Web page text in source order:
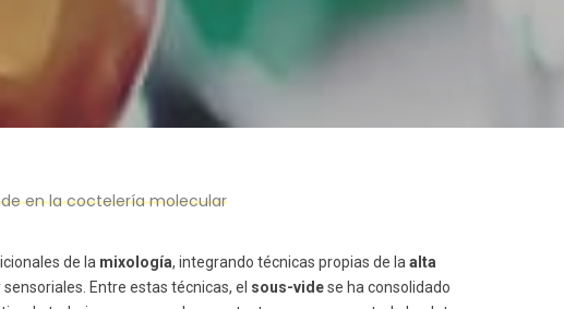
en la coctelería molecular
de la mixología, integrando técnicas propias de la alta
Entre estas técnicas, el sous-videse ha consolidado